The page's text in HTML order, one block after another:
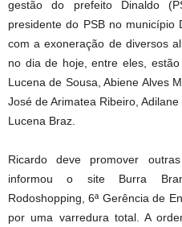
gestão do prefeito Dinaldo
presidente do PSB no município
com a exoneração de diversos
no dia de hoje, entre eles,
Lucena de Sousa, Abiene Alves
José de Arimatea Ribeiro,
Lucena Braz.
Ricardo deve promover
informou o site Burra
Rodoshopping, 6ª Gerência de
por uma varredura total. A